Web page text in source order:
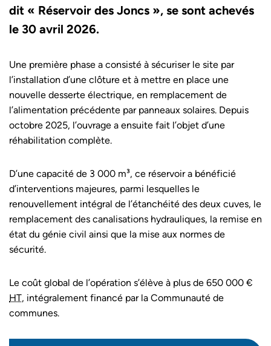
dit « Réservoir des Joncs », se sont achevés
le 30 avril 2026.
Une première phase a consisté à sécuriser le site par
l’installation d’une clôture et à mettre en place une
nouvelle desserte électrique, en remplacement de
l’alimentation précédente par panneaux solaires. Depuis
octobre 2025, l’ouvrage a ensuite fait l’objet d’une
réhabilitation complète.
D’une capacité de 3 000 m³, ce réservoir a bénéficié
d’interventions majeures, parmi lesquelles le
renouvellement intégral de l’étanchéité des deux cuves, le
remplacement des canalisations hydrauliques, la remise en
état du génie civil ainsi que la mise aux normes de
sécurité.
Le coût global de l’opération s’élève à plus de 650 000 €
HT, intégralement financé par la Communauté de
communes.